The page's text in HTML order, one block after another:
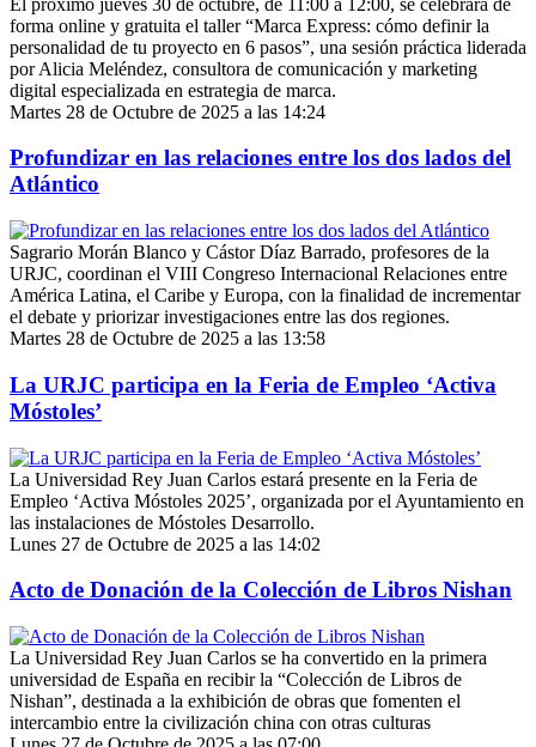
forma online y gratuita el taller “Marca Express: cómo definir la
personalidad de tu proyecto en 6 pasos”, una sesión práctica liderada
por Alicia Meléndez, consultora de comunicación y marketing
digital especializada en estrategia de marca.
Martes 28 de Octubre de 2025 a las 14:24
Profundizar en las relaciones entre los dos lados del
Atlántico
Sagrario Morán Blanco y Cástor Díaz Barrado, profesores de la
URJC, coordinan el VIII Congreso Internacional Relaciones entre
América Latina, el Caribe y Europa, con la finalidad de incrementar
el debate y priorizar investigaciones entre las dos regiones.
Martes 28 de Octubre de 2025 a las 13:58
La URJC participa en la Feria de Empleo ‘Activa
Móstoles’
La Universidad Rey Juan Carlos estará presente en la Feria de
Empleo ‘Activa Móstoles 2025’, organizada por el Ayuntamiento en
las instalaciones de Móstoles Desarrollo.
Lunes 27 de Octubre de 2025 a las 14:02
Acto de Donación de la Colección de Libros Nishan
La Universidad Rey Juan Carlos se ha convertido en la primera
universidad de España en recibir la “Colección de Libros de
Nishan”, destinada a la exhibición de obras que fomenten el
intercambio entre la civilización china con otras culturas